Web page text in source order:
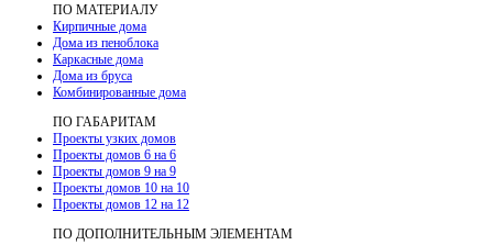
ПО МАТЕРИАЛУ
Кирпичные дома
Дома из пеноблока
Каркасные дома
Дома из бруса
Комбинированные дома
ПО ГАБАРИТАМ
Проекты узких домов
Проекты домов 6 на 6
Проекты домов 9 на 9
Проекты домов 10 на 10
Проекты домов 12 на 12
ПО ДОПОЛНИТЕЛЬНЫМ ЭЛЕМЕНТАМ